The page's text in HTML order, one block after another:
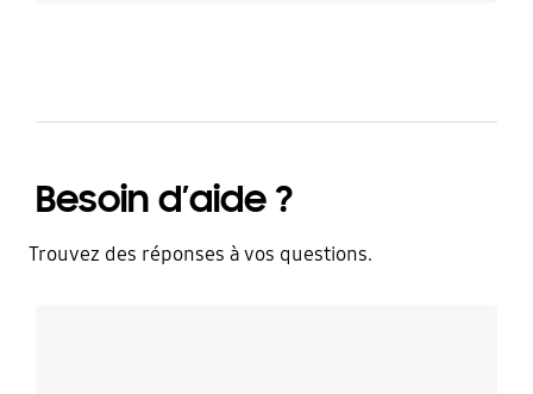
Besoin d’aide ?
Trouvez des réponses à vos questions.